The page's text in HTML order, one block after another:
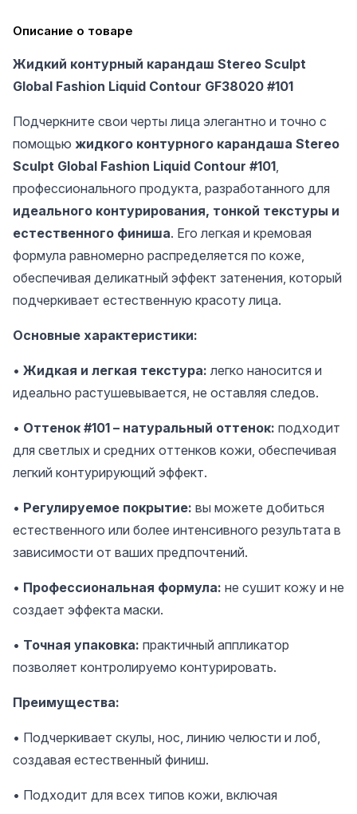
Описание о товаре
Жидкий контурный карандаш Stereo Sculpt
Global Fashion Liquid Contour GF38020 #101
Подчеркните свои черты лица элегантно и точно с
помощью жидкого контурного карандаша Stereo
Sculpt Global Fashion Liquid Contour #101,
профессионального продукта, разработанного для
идеального контурирования, тонкой текстуры и
естественного финиша. Его легкая и кремовая
формула равномерно распределяется по коже,
обеспечивая деликатный эффект затенения, который
подчеркивает естественную красоту лица.
Основные характеристики:
• Жидкая и легкая текстура: легко наносится и
идеально растушевывается, не оставляя следов.
• Оттенок #101 – натуральный оттенок: подходит
для светлых и средних оттенков кожи, обеспечивая
легкий контурирующий эффект.
• Регулируемое покрытие: вы можете добиться
естественного или более интенсивного результата в
зависимости от ваших предпочтений.
• Профессиональная формула: не сушит кожу и не
создает эффекта маски.
• Точная упаковка: практичный аппликатор
позволяет контролируемо контурировать.
Преимущества:
• Подчеркивает скулы, нос, линию челюсти и лоб,
создавая естественный финиш.
• Подходит для всех типов кожи, включая